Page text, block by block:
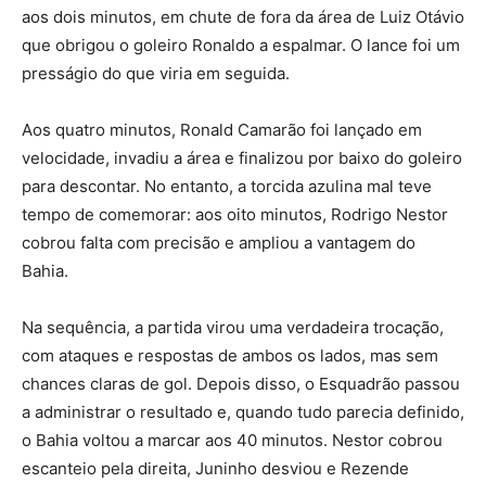
aos dois minutos, em chute de fora da área de Luiz Otávio
que obrigou o goleiro Ronaldo a espalmar. O lance foi um
presságio do que viria em seguida.
Aos quatro minutos, Ronald Camarão foi lançado em
velocidade, invadiu a área e finalizou por baixo do goleiro
para descontar. No entanto, a torcida azulina mal teve
tempo de comemorar: aos oito minutos, Rodrigo Nestor
cobrou falta com precisão e ampliou a vantagem do
Bahia.
Na sequência, a partida virou uma verdadeira trocação,
com ataques e respostas de ambos os lados, mas sem
chances claras de gol. Depois disso, o Esquadrão passou
a administrar o resultado e, quando tudo parecia definido,
o Bahia voltou a marcar aos 40 minutos. Nestor cobrou
escanteio pela direita, Juninho desviou e Rezende